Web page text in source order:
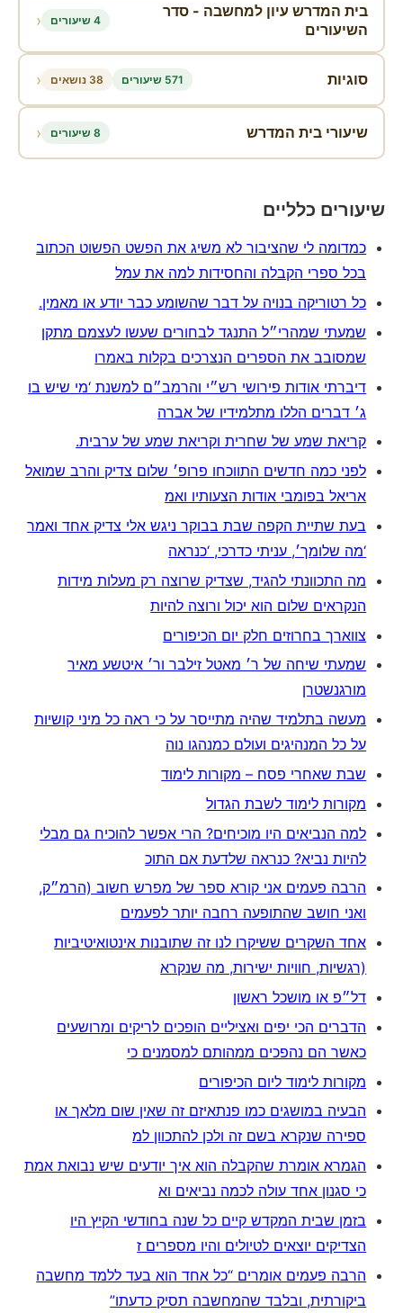
בית המדרש עיון למחשבה - סדר
השיעורים
4 שיעורים ‹
סוגיות 571 שיעורים 38 נושאים ‹
שיעורי בית המדרש 8 שיעורים ‹
שיעורים כלליים
כמדומה לי שהציבור לא משיג את הפשט הפשוט הכתוב
בכל ספרי הקבלה והחסידות למה את עמל
כל רטוריקה בנויה על דבר שהשומע כבר יודע או מאמין.
שמעתי שמהרי״ל התנגד לבחורים שעשו לעצמם מתקן
שמסובב את הספרים הנצרכים בקלות באמרו
דיברתי אודות פירושי רש״י והרמב״ם למשנת ‘מי שיש בו
ג׳ דברים הללו מתלמידיו של אברה
קריאת שמע של שחרית וקריאת שמע של ערבית.
לפני כמה חדשים התווכחו פרופ׳ שלום צדיק והרב שמואל
אריאל בפומבי אודות הצעותיו ואמ
בעת שתיית הקפה שבת בבוקר ניגש אלי צדיק אחד ואמר
‘מה שלומך׳, עניתי כדרכי, ‘כנראה
מה התכוונתי להגיד, שצדיק שרוצה רק מעלות מידות
הנקראים שלום הוא יכול ורוצה להיות
צווארך בחרוזים חלק יום הכיפורים
שמעתי שיחה של ר׳ מאטל זילבר ור׳ איטשע מאיר
מורגנשטרן
מעשה בתלמיד שהיה מתייסר על כי ראה כל מיני קושיות
על כל המנהיגים ועולם כמנהגו נוה
שבת שאחרי פסח – מקורות לימוד
מקורות לימוד לשבת הגדול
למה הנביאים היו מוכיחים? הרי אפשר להוכיח גם מבלי
להיות נביא? כנראה שלדעת אם התוכ
הרבה פעמים אני קורא ספר של מפרש חשוב (הרמ״ק,
ואני חושב שהתופעה רחבה יותר לפעמים
אחד השקרים ששיקרו לנו זה שתובנות אינטואיטיביות
(רגשיות, חוויות ישירות, מה שנקרא
דל״פ או מושכל ראשון
הדברים הכי יפים ואציליים הופכים לריקים ומרושעים
כאשר הם נהפכים ממהותם למסמנים כי
מקורות לימוד ליום הכיפורים
הבעיה במושגים כמו פנתאיזם זה שאין שום מלאך או
ספירה שנקרא בשם זה ולכן להתכוון למ
הגמרא אומרת שהקבלה הוא איך יודעים שיש נבואת אמת
כי סגנון אחד עולה לכמה נביאים וא
בזמן שבית המקדש קיים כל שנה בחודשי הקיץ היו
הצדיקים יוצאים לטיולים והיו מספרים ז
הרבה פעמים אומרים “כל אחד הוא בעד ללמד מחשבה
ביקורתית, ובלבד שהמחשבה תסיק כדעתו”